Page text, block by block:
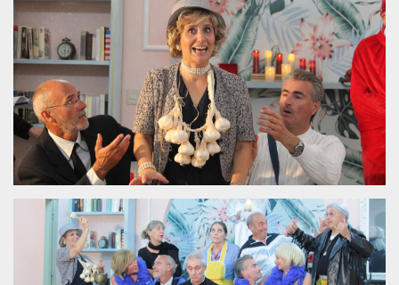
Provider /
Dominio
Scadenza Descrizione
cf_clearance
Cloudflare,
Inc.
.oooh.events
1 anno
Clearance
Cookie from
CloudFlare
stores the proof
of challenge
passed. It is
used to no
longer issue a
captcha or
jschallenge
challenge if
present. It is
required to
reach origin
server.
wordpress_test_cookie
Automattic
Inc.
Sessione
Cookie di
Wordpress,